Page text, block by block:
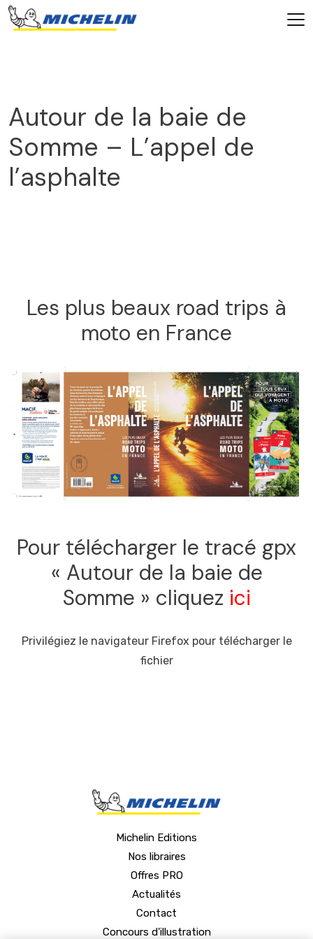
Autour de la baie de
Somme – L’appel de
l’asphalte
Les plus beaux road trips à
moto en France
Pour télécharger le tracé gpx
« Autour de la baie de
Somme » cliquez ici
Privilégiez le navigateur Firefox pour télécharger le
fichier
Michelin Editions
Nos libraires
Offres PRO
Actualités
Contact
Concours d'illustration